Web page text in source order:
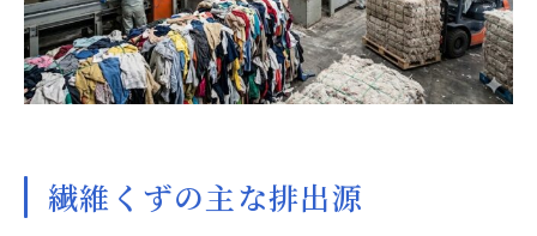
繊維くずの主な排出源